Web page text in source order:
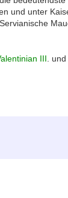
und unter
III .